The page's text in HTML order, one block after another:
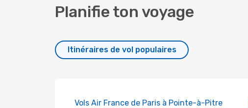
Planifie ton voyage
Itinéraires de vol populaires
Vols Air France de Paris à Pointe-à-Pitre